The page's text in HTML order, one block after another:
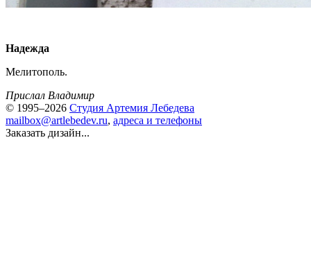
Надежда
Мелитополь.
Прислал Владимир
© 1995–2026 Студия Артемия Лебедева
mailbox@artlebedev.ru, адреса и телефоны
Заказать дизайн...